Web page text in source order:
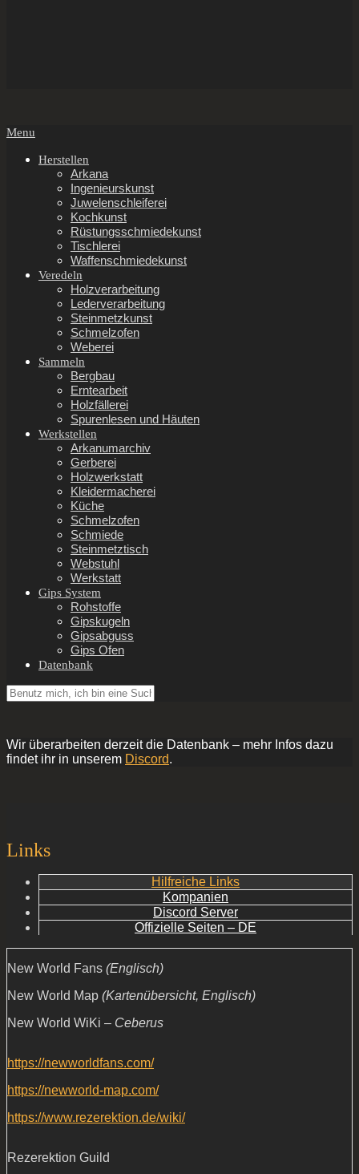
Secondary
Menu
Menu
Herstellen
Arkana
Ingenieurskunst
Juwelenschleiferei
Kochkunst
Rüstungsschmiedekunst
Tischlerei
Waffenschmiedekunst
Veredeln
Holzverarbeitung
Lederverarbeitung
Steinmetzkunst
Schmelzofen
Weberei
Sammeln
Bergbau
Erntearbeit
Holzfällerei
Spurenlesen und Häuten
Werkstellen
Arkanumarchiv
Gerberei
Holzwerkstatt
Kleidermacherei
Küche
Schmelzofen
Schmiede
Steinmetztisch
Webstuhl
Werkstatt
Gips System
Rohstoffe
Gipskugeln
Gipsabguss
Gips Ofen
Datenbank
Wir überarbeiten derzeit die Datenbank – mehr Infos dazu
findet ihr in unserem Discord.
Links
Hilfreiche Links
Kompanien
Discord Server
Offizielle Seiten – DE
New World Fans (Englisch)
New World Map (Kartenübersicht, Englisch)
New World WiKi – Ceberus
https://newworldfans.com/
https://newworld-map.com/
https://www.rezerektion.de/wiki/
Rezerektion Guild